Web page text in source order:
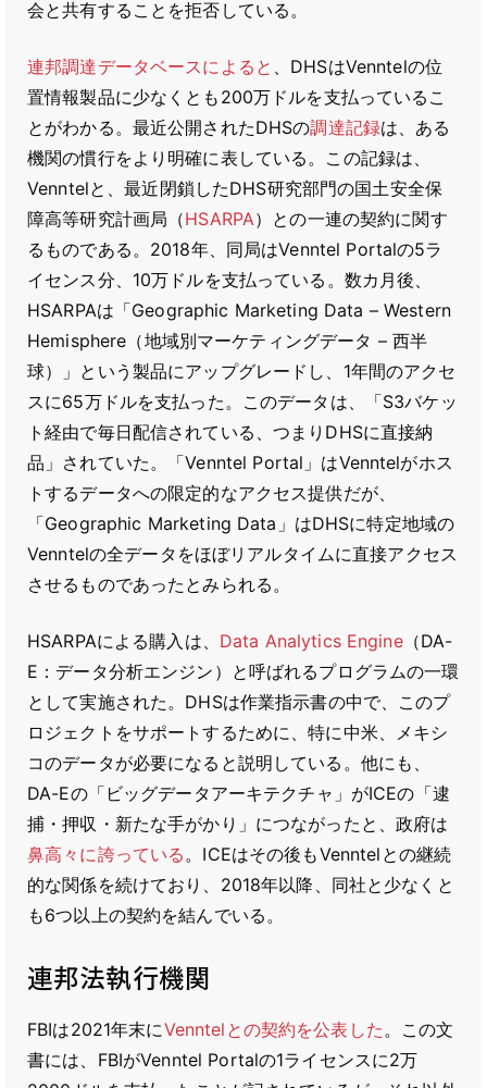
会と共有することを拒否している。
連邦調達データベースによると 、DHSはVenntelの位
置情報製品に少なくとも200万ドルを支払っているこ
とがわかる。最近公開されたDHSの調達記録は、ある
機関の慣行をより明確に表している。この記録は、
Venntelと、最近閉鎖したDHS研究部門の国土安全保
障高等研究計画局（HSARPA）との一連の契約に関す
るものである。2018年、同局はVenntel Portalの5ラ
イセンス分、10万ドルを支払っている。数カ月後、
HSARPAは「Geographic Marketing Data – Western
Hemisphere（地域別マーケティングデータ – 西半
球）」という製品にアップグレードし、1年間のアクセ
スに65万ドルを支払った。このデータは、「S3バケッ
ト経由で毎日配信されている、つまりDHSに直接納
品」されていた。「Venntel Portal」はVenntelがホス
トするデータへの限定的なアクセス提供だが、
「Geographic Marketing Data」はDHSに特定地域の
Venntelの全データをほぼリアルタイムに直接アクセス
させるものであったとみられる。
HSARPAによる購入は、 Data Analytics Engine（DA-
E：データ分析エンジン）と呼ばれるプログラムの一環
として実施された。DHSは作業指示書の中で、このプ
ロジェクトをサポートするために、特に中米、メキシ
コのデータが必要になると説明している。他にも、
DA-Eの「ビッグデータアーキテクチャ」がICEの「逮
捕・押収・新たな手がかり」につながったと、政府は
鼻高々に誇っている。ICEはその後もVenntelとの継続
的な関係を続けており、2018年以降、同社と少なくと
も6つ以上の契約を結んでいる。
連邦法執行機関
FBIは2021年末にVenntelとの契約を公表した。この文
書には、FBIがVenntel Portalの1ライセンスに2万